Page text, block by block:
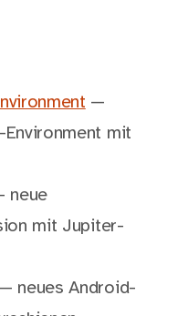
—
mit
neue
mit Jupiter-
— neues Android-